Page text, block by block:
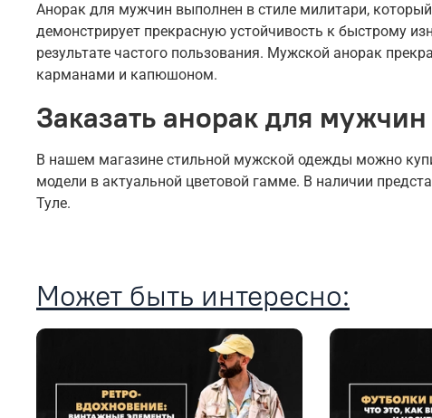
Анорак для мужчин выполнен в стиле милитари,
демонстрирует прекрасную устойчивость к быстрому
результате частого пользования. Мужской анорак
карманами и капюшоном.
Заказать анорак для
В нашем магазине стильной мужской одежды можно
модели в актуальной цветовой гамме. В наличии
Туле.
Может быть интересно: